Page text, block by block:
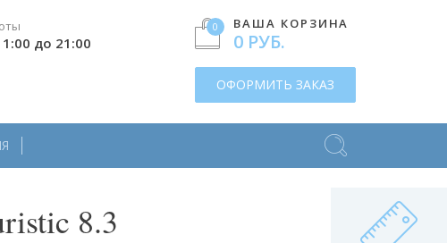
0 ВАША КОРЗИНА
0 РУБ.
ОФОРМИТЬ ЗАКАЗ
до 21:00
8.3